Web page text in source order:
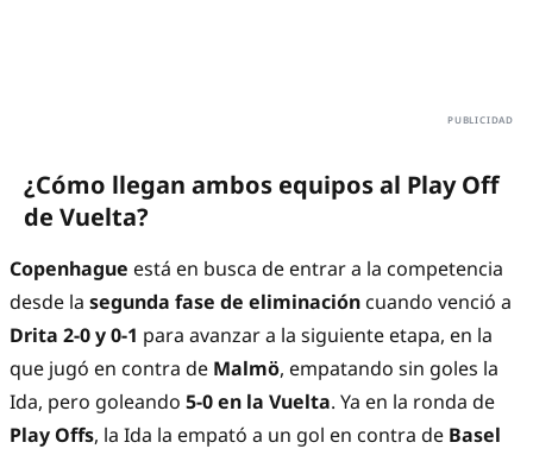
¿Cómo llegan ambos equipos al Play Off
de Vuelta?
Copenhague está en busca de entrar a la competencia
desde la segunda fase de eliminación cuando venció a
Drita 2-0 y 0-1 para avanzar a la siguiente etapa, en la
que jugó en contra de Malmö, empatando sin goles la
Ida, pero goleando 5-0 en la Vuelta. Ya en la ronda de
Play Offs, la Ida la empató a un gol en contra de Basel